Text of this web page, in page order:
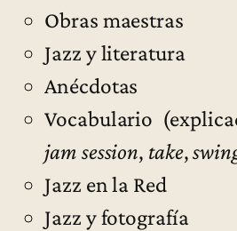
Obras maestras
Jazz y literatura
Anécdotas
Vocabulario
jam session, take,
Jazz en la Red
Jazz y fotografía